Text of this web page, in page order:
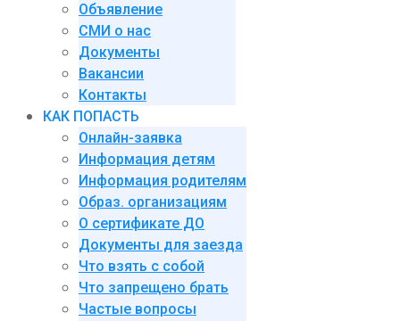
Объявление
СМИ о нас
Документы
Вакансии
Контакты
КАК ПОПАСТЬ
Онлайн-заявка
Информация детям
Информация родителям
Образ. организациям
О сертификате ДО
Документы для заезда
Что взять с собой
Что запрещено брать
Частые вопросы